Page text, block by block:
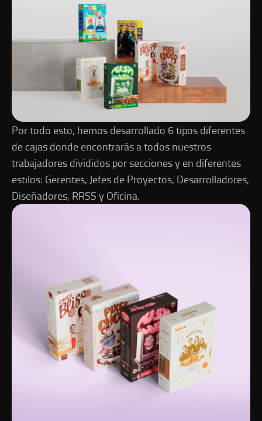
Por todo esto, hemos desarrollado 6 tipos diferentes
de cajas donde encontrarás a todos nuestros
trabajadores divididos por secciones y en diferentes
estilos: Gerentes, Jefes de Proyectos, Desarrolladores,
Diseñadores, RRSS y Oficina.